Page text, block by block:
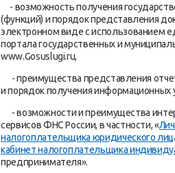
- возможность получения
(функций) и порядок представления
электронном виде с использованием
портала государственных и
www.Gosuslugi.ru,
- преимущества представления
и порядок получения информационных
- возможности и преимущества
сервисов ФНС России, в частности, «
налогоплательщика юридического
кабинет налогоплательщика
предпринимателя».